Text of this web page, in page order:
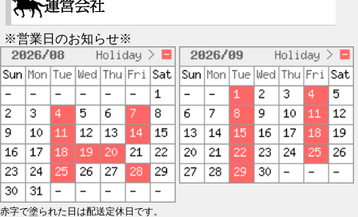
※営業日のお知らせ※
赤字で塗られた日は配送定休日です。